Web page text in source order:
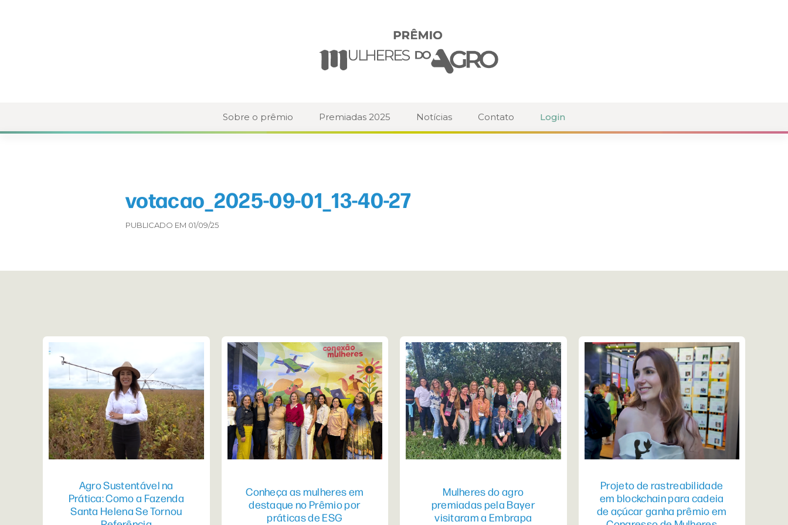
Sobre o prêmio Premiadas 2025 Notícias Contato Login
votacao_2025-09-01_13-40-27
PUBLICADO EM 01/09/25
Agro Sustentável na
Prática: Como a Fazenda
Santa Helena Se Tornou
Conheça as mulheres em
destaque no Prêmio por
práticas de ESG
Mulheres do agro
premiadas pela Bayer
visitaram a Embrapa
Projeto de rastreabilidade
em blockchain para cadeia
de açúcar ganha prêmio em